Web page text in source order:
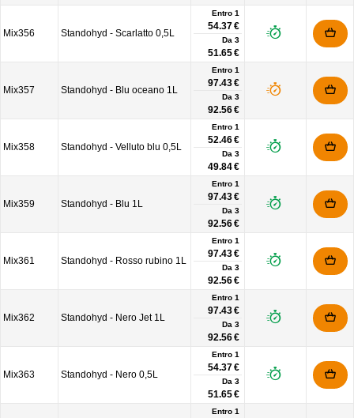
Mix356 Standohyd - Scarlatto 0,5L
Entro 1
54.37 €
Da 3
51.65 €
Mix357 Standohyd - Blu oceano 1L
Entro 1
97.43 €
Da 3
92.56 €
Mix358 Standohyd - Velluto blu 0,5L
Entro 1
52.46 €
Da 3
49.84 €
Mix359 Standohyd - Blu 1L
Entro 1
97.43 €
Da 3
92.56 €
Mix361 Standohyd - Rosso rubino 1L
Entro 1
97.43 €
Da 3
92.56 €
Mix362 Standohyd - Nero Jet 1L
Entro 1
97.43 €
Da 3
92.56 €
Mix363 Standohyd - Nero 0,5L
Entro 1
54.37 €
Da 3
51.65 €
Entro 1